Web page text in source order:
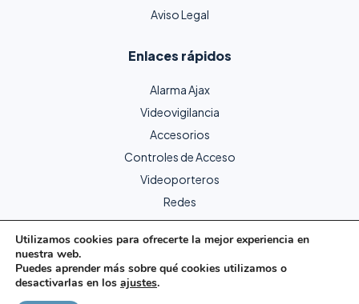
Aviso Legal
Enlaces rápidos
Alarma Ajax
Videovigilancia
Accesorios
Controles de Acceso
Videoporteros
Redes
Copyright © 2024 Protecme Seguridad. Todos los derechos
reservados.
Utilizamos cookies para ofrecerte la mejor experiencia en
nuestra web.
Puedes aprender más sobre qué cookies utilizamos o
desactivarlas en los ajustes.